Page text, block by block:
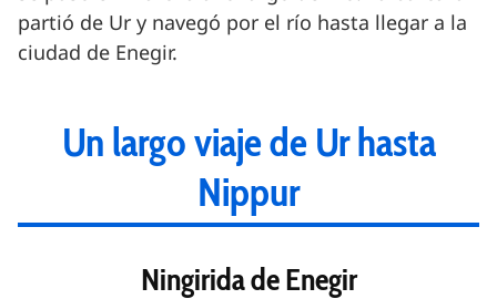
partió de Ur y navegó por el río hasta llegar a la
ciudad de Enegir.
Un largo viaje de Ur hasta
Nippur
Ningirida de Enegir